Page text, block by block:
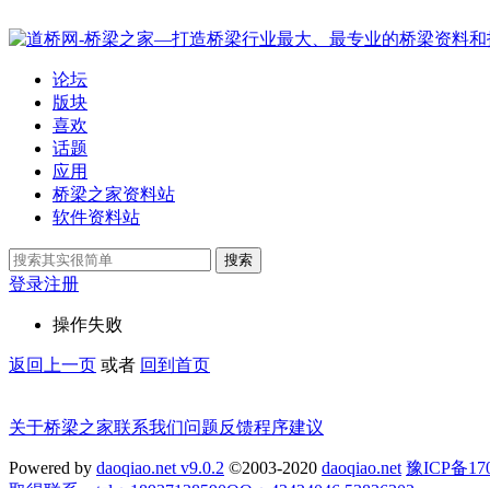
论坛
版块
喜欢
话题
应用
桥梁之家资料站
软件资料站
搜索
登录注册
操作失败
返回上一页 或者 回到首页
关于桥梁之家联系我们问题反馈程序建议
Powered by daoqiao.net v9.0.2 ©2003-2020 daoqiao.net 豫ICP备